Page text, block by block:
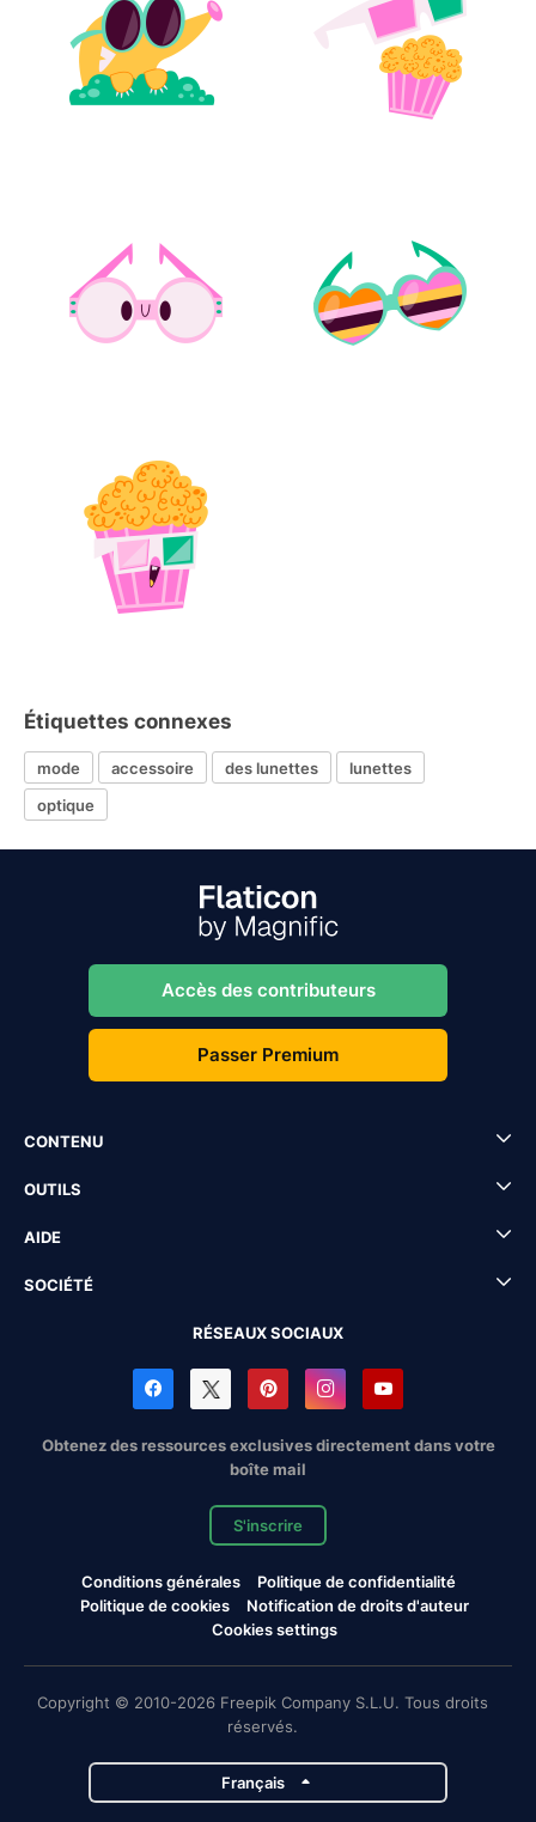
Étiquettes connexes
mode accessoire des lunettes
lunettes
optique
Accès des contributeurs
Passer Premium
CONTENU
OUTILS
AIDE
SOCIÉTÉ
RÉSEAUX SOCIAUX
Obtenez des ressources exclusives directement dans votre
boîte mail
S'inscrire
Conditions générales
Politique de confidentialité
Politique de cookies
Notification de droits d'auteur
Cookies settings
Copyright © 2010-2026 Freepik Company S.L.U. Tous droits
réservés.
Français